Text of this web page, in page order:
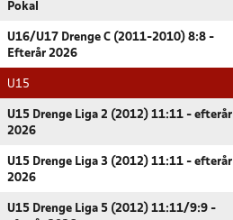
Pokal
U16/U17 Drenge C (2011-2010) 8:8 -
Efterår 2026
U15
U15 Drenge Liga 2 (2012) 11:11 - efterår
2026
U15 Drenge Liga 3 (2012) 11:11 - efterår
2026
U15 Drenge Liga 5 (2012) 11:11/9:9 -